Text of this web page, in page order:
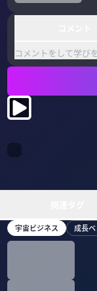
コメントをして学び
宇宙ビジネス 成長